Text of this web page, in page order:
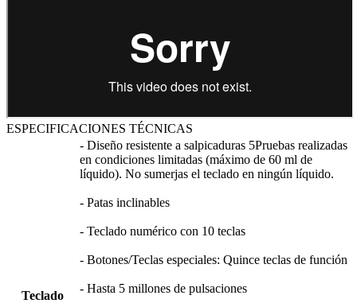
ESPECIFICACIONES TÉCNICAS
Teclado
- Diseño resistente a salpicaduras 5Pruebas realizadas
en condiciones limitadas (máximo de 60 ml de
líquido). No sumerjas el teclado en ningún líquido.
- Patas inclinables
- Teclado numérico con 10 teclas
- Botones/Teclas especiales: Quince teclas de función
- Hasta 5 millones de pulsaciones